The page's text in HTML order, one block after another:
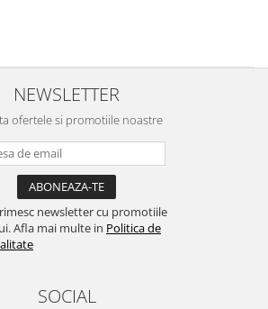
NEWSLETTER
ofertele si promotiile noastre
newsletter cu promotiile
Afla mai multe in Politica de
SOCIAL